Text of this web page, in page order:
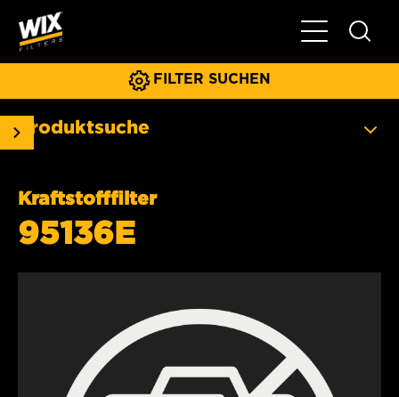
FILTER SUCHEN
Produktsuche
Kraftstofffilter
95136E